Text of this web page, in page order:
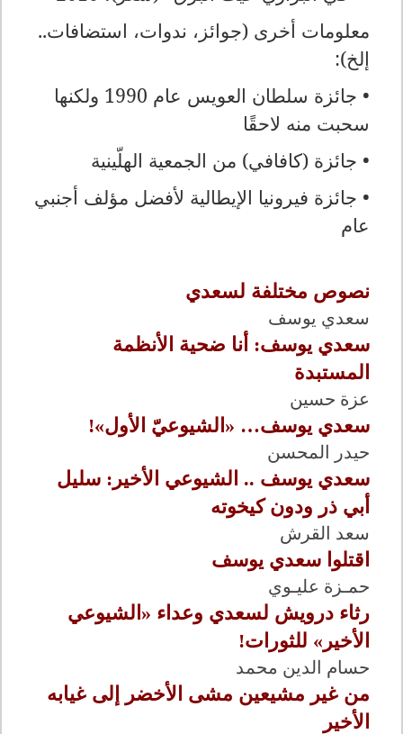
معلومات أخرى (جوائز، ندوات، استضافات..
إلخ):
• جائزة سلطان العويس عام 1990 ولكنها
سحبت منه لاحقًا
• جائزة (كافافي) من الجمعية الهلّينية
• جائزة فيرونيا الإيطالية لأفضل مؤلف أجنبي
عام
نصوص مختلفة لسعدي
سعدي يوسف
سعدي يوسف: أنا ضحية الأنظمة
المستبدة
عزة حسين
سعدي يوسف… «الشيوعيّ الأول»!
حيدر المحسن
سعدي يوسف .. الشيوعي الأخير: سليل
أبي ذر ودون كيخوته
سعد القرش
اقتلوا سعدي يوسف
حمـزة عليـوي
رثاء درويش لسعدي وعداء «الشيوعي
الأخير» للثورات!
حسام الدين محمد
من غير مشيعين مشى الأخضر إلى غيابه
الأخير